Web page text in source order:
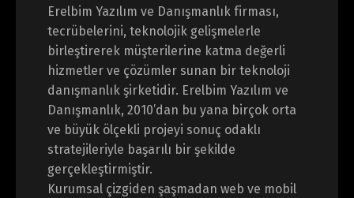
Erelbim Yazılım ve Danışmanlık firması,
tecrübelerini, teknolojik gelişmelerle
birleştirerek müşterilerine katma değerli
hizmetler ve çözümler sunan bir teknoloji
danışmanlık şirketidir. Erelbim Yazılım ve
Danışmanlık, 2010’dan bu yana birçok orta
ve büyük ölçekli projeyi sonuç odaklı
stratejileriyle başarılı bir şekilde
gerçekleştirmiştir.
Kurumsal çizgiden şaşmadan web ve mobil